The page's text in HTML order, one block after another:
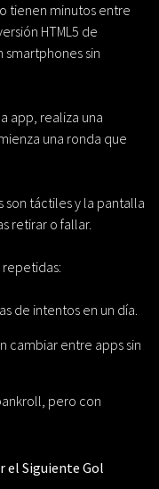
tienen minutos entre
HTML5 de
sin
app, realiza una
una ronda que
son táctiles y la pantalla
retirar o fallar.
repetidas:
de intentos en un día.
cambiar entre apps sin
pero con
el Siguiente Gol